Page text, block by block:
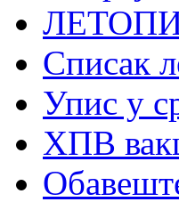
Списак
Упис у
ХПВ